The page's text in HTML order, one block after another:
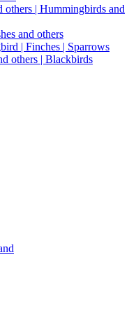
others | Hummingbirds and
and others
| Finches | Sparrows
others | Blackbirds